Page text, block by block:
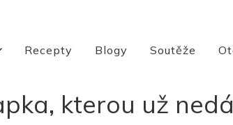
Recepty Blogy Soutěže
kterou už